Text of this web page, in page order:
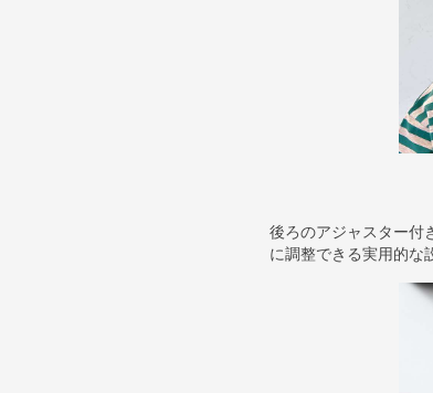
後ろのアジャスター付
に調整できる実用的な